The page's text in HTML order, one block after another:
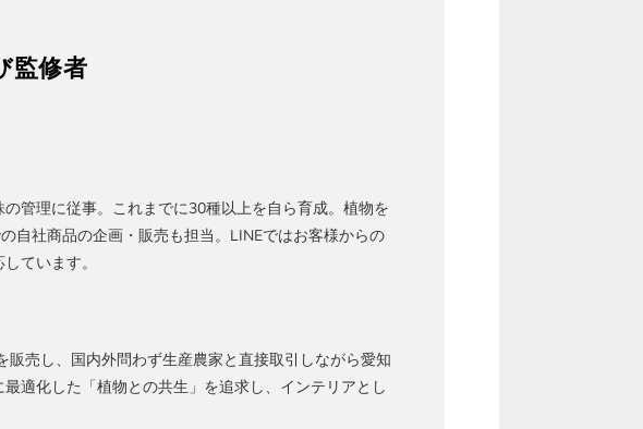
監修者
管理に従事。これまでに30種以上を自ら育成。植物を
自社商品の企画・販売も担当。LINEではお客様からの
ています。
売し、国内外問わず生産農家と直接取引しながら愛知
適化した「植物との共生」を追求し、インテリアとし